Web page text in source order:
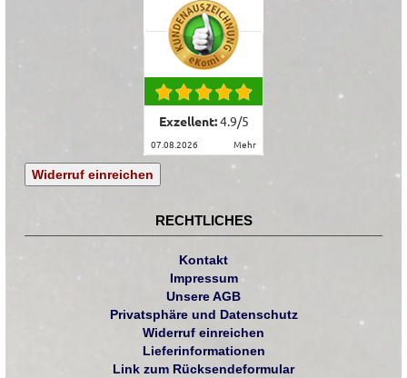
Exzellent:4.9/5
07.08.2026 mehr
Widerruf einreichen
RECHTLICHES
Kontakt
Impressum
Unsere AGB
Privatsphäre und Datenschutz
Widerruf einreichen
Lieferinformationen
Link zum Rücksendeformular